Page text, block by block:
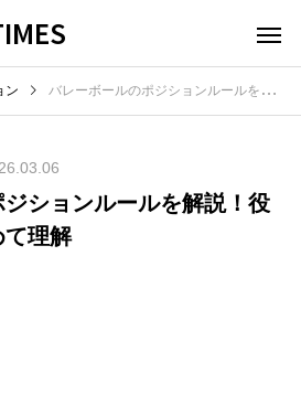
ン バレーボールのポジションルールを解説！役割と制限をまとめて理解
ションルールを解説！役
て理解